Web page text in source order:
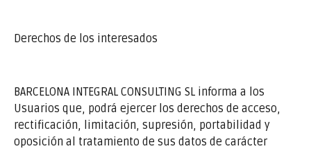
Derechos de los interesados
BARCELONA INTEGRAL CONSULTING SL informa a los
Usuarios que, podrá ejercer los derechos de acceso,
rectificación, limitación, supresión, portabilidad y
oposición al tratamiento de sus datos de carácter